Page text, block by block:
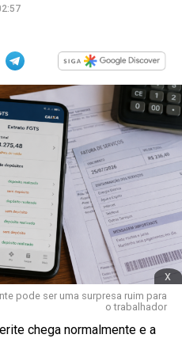
x
pode ser uma surpresa ruim para
o trabalhador
chega normalmente e a